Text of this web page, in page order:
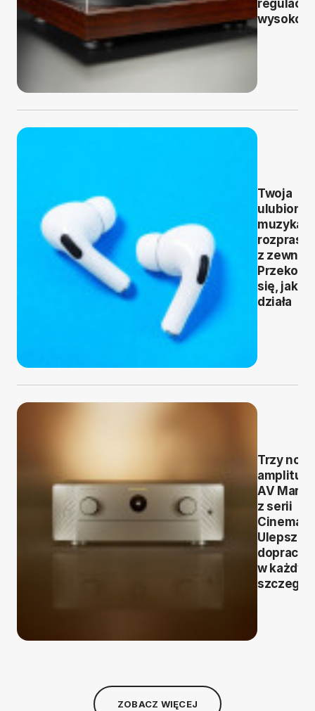
regulacją
Twoja
ulubiona
muzyka
z
Przekonaj
się, jak to
działa
Trzy
AV
z serii
Cinema 2.
w każdym
ZOBACZ WIĘCEJ